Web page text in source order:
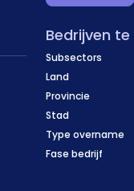
Bedrijven
Subsectors
Land
Provincie
Stad
Type overname
Fase bedrijf